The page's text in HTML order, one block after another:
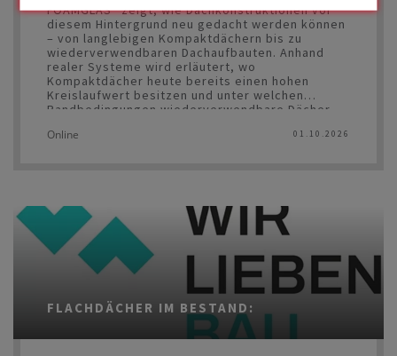
FOAMGLAS® zeigt, wie Dachkonstruktionen vor
diesem Hintergrund neu gedacht werden können
– von langlebigen Kompaktdächern bis zu
wiederverwendbaren Dachaufbauten. Anhand
realer Systeme wird erläutert, wo
Kompaktdächer heute bereits einen hohen
Kreislaufwert besitzen und unter welchen
Randbedingungen wiederverwendbare Dächer
Online 01.10.2026
FLACHDÄCHER IM BESTAND: